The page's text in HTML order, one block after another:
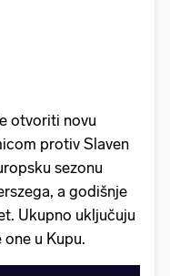
otvoriti novu
protiv Slaven
sezonu
a godišnje
Ukupno uključuju
u Kupu.